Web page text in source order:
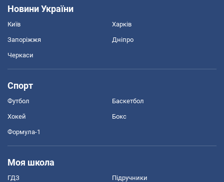
Новини України
Київ Харків
Запоріжжя Дніпро
Черкаси
Спорт
Футбол Баскетбол
Хокей Бокс
Формула-1
Моя школа
ГДЗ Підручники